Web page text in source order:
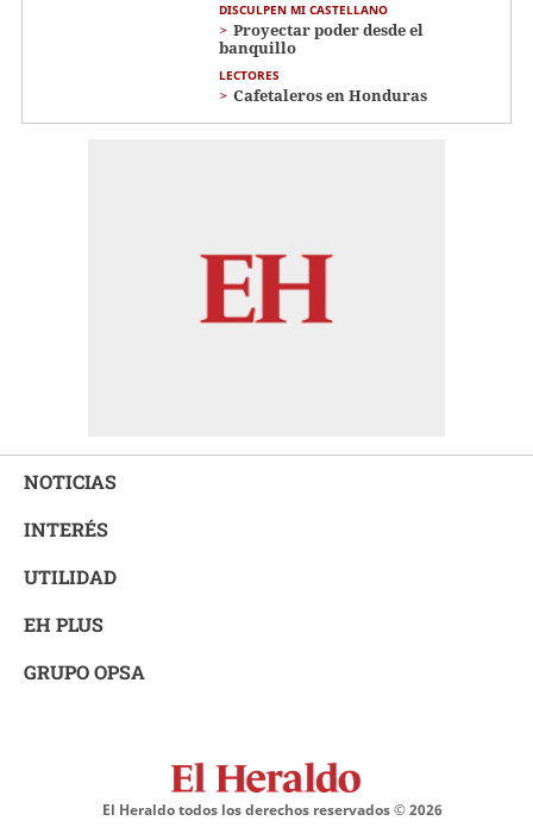
DISCULPEN MI CASTELLANO
Proyectar poder desde el
banquillo
LECTORES
Cafetaleros en Honduras
NOTICIAS
INTERÉS
UTILIDAD
EH PLUS
GRUPO OPSA
El Heraldo todos los derechos reservados ©2026